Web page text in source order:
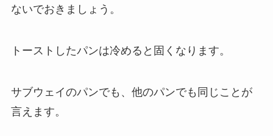
ないでおきましょう。
トーストしたパンは冷めると固くなります。
サブウェイのパンでも、他のパンでも同じことが
言えます。